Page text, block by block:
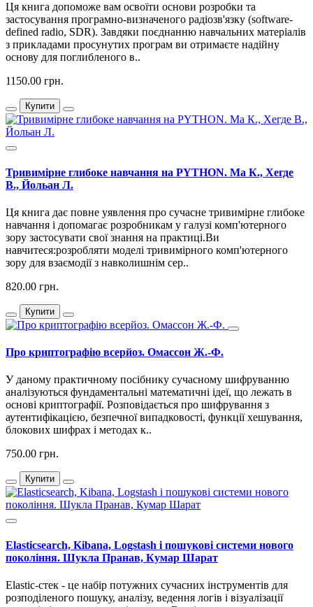
Ця книга допоможе вам освоїти основи розробки та
застосування програмно-визначеного радіозв'язку (software-
defined radio, SDR). Завдяки поєднанню навчальних матеріалів
з прикладами просунутих програм ви отримаєте надійну
основу для поглибленого в..
1150.00 грн.
Купити
Тривимірне глибоке навчання на PYTHON. Ма К., Хегде
В., Йольан Л.
Ця книга дає повне уявлення про сучасне тривимірне глибоке
навчання і допомагає розробникам у галузі комп'ютерного
зору застосувати свої знання на практиці.Ви
навчитеся:розробляти моделі тривимірного комп'ютерного
зору для взаємодії з навколишнім сер..
820.00 грн.
Купити
Про криптографію всерйоз. Омассон Ж.-Ф.
У даному практичному посібнику сучасному шифруванню
аналізуються фундаментальні математичні ідеї, що лежать в
основі криптографії. Розповідається про шифрування з
аутентифікацією, безпечної випадковості, функції хешування,
блокових шифрах і методах к..
750.00 грн.
Купити
Elasticsearch, Kibana, Logstash і пошукові системи нового
покоління. Шукла Пранав, Кумар Шарат
Elastic-стек - це набір потужних сучасних інструментів для
розподіленого пошуку, аналізу, ведення логів і візуалізації